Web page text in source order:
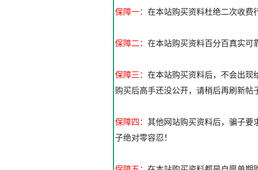
保障一： 在本站购买资料杜绝二次收费
保障二： 在本站购买资料百分百真实可
保障三： 在本站购买资料后，不会出现
购买后高手还没公开，请稍后再刷新帖
保障四： 其他网站购买资料后，骗子要
子绝对零容忍！